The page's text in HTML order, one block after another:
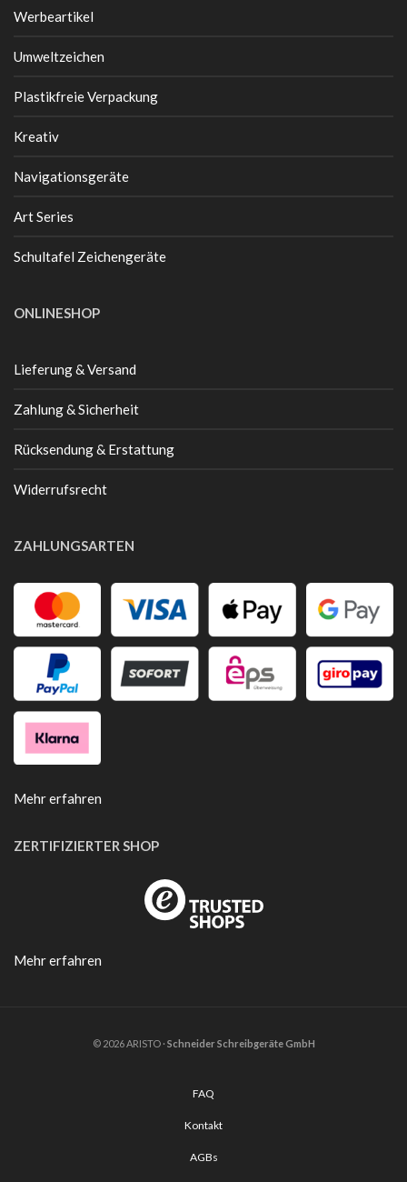
Werbeartikel
Umweltzeichen
Plastikfreie Verpackung
Kreativ
Navigationsgeräte
Art Series
Schultafel Zeichengeräte
ONLINESHOP
Lieferung & Versand
Zahlung & Sicherheit
Rücksendung & Erstattung
Widerrufsrecht
ZAHLUNGSARTEN
Mehr erfahren
ZERTIFIZIERTER SHOP
Mehr erfahren
© 2026 ARISTO · Schneider Schreibgeräte GmbH
FAQ
Kontakt
AGBs